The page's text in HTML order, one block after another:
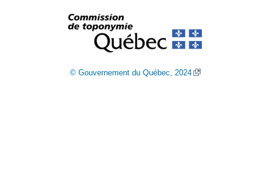
© Gouvernement du Québec, 2024